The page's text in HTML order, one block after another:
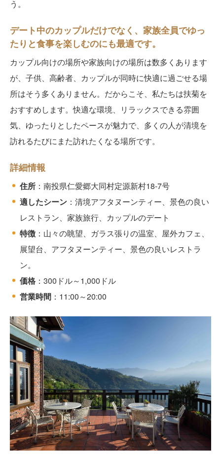
う。
デート中のカップルだけでなく、家族全員でゆっ
たりと食事を楽しむのにも最適です。
カップル向けの場所や家族向けの場所は数多くあります
が、子供、高齢者、カップルが同時に快適に過ごせる場
所はそう多くありません。だからこそ、私たちは扶菊を
おすすめします。快適な環境、リラックスできる雰囲
気、ゆったりとしたペースが魅力で、多くの人が清境を
訪れるたびにまた訪れたくなる場所です。
詳細情報
住所 ：南投県仁愛郷大同村定源新村18-7号
適したシーン ：清境アフタヌーンティー、景色の良い
レストラン、家族旅行、カップルのデート
特徴 ：山々の眺望、ガラス張りの温室、屋外カフェ、
展望台、アフタヌーンティー、景色の良いレストラ
ン。
価格 ：300ドル～1,000ドル
営業時間 ：11:00～20:00